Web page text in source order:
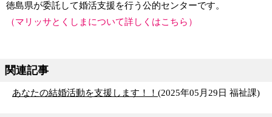
徳島県が委託して婚活支援を行う公的センターです。
（マリッサとくしまについて詳しくはこちら ）
関連記事
あなたの結婚活動を支援します！！ (2025年05月29日 福祉課)